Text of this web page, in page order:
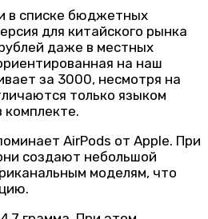
в списке бюджетных
для китайского рынка
даже в местных
на наш
за 3000, несмотря на
только языком
комплекте.
AirPods от Apple. При
создают небольшой
моделям, что